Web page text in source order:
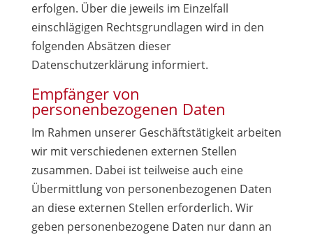
erfolgen. Über die jeweils im Einzelfall
einschlägigen Rechtsgrundlagen wird in den
folgenden Absätzen dieser
Datenschutzerklärung informiert.
Empfänger von
personenbezogenen Daten
Im Rahmen unserer Geschäftstätigkeit arbeiten
wir mit verschiedenen externen Stellen
zusammen. Dabei ist teilweise auch eine
Übermittlung von personenbezogenen Daten
an diese externen Stellen erforderlich. Wir
geben personenbezogene Daten nur dann an